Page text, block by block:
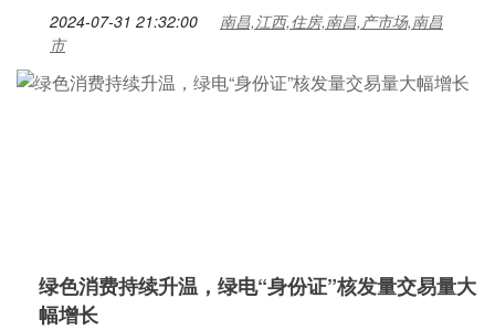
2024-07-31 21:32:00
南昌,江西,住房,南昌,产市场,南昌
市
绿色消费持续升温，绿电“身份证”核发量交易量大
幅增长